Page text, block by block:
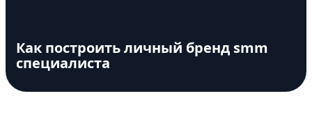
Как построить личный бренд smm
специалиста